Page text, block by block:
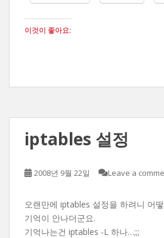
이것이 좋아요:
iptables 설정
2008년 9월 22일 Leave a
오랜만에 iptables 설정을 하려니 어
기억이 안나더군요.
기억나는건 iptables -L 하나…;;;